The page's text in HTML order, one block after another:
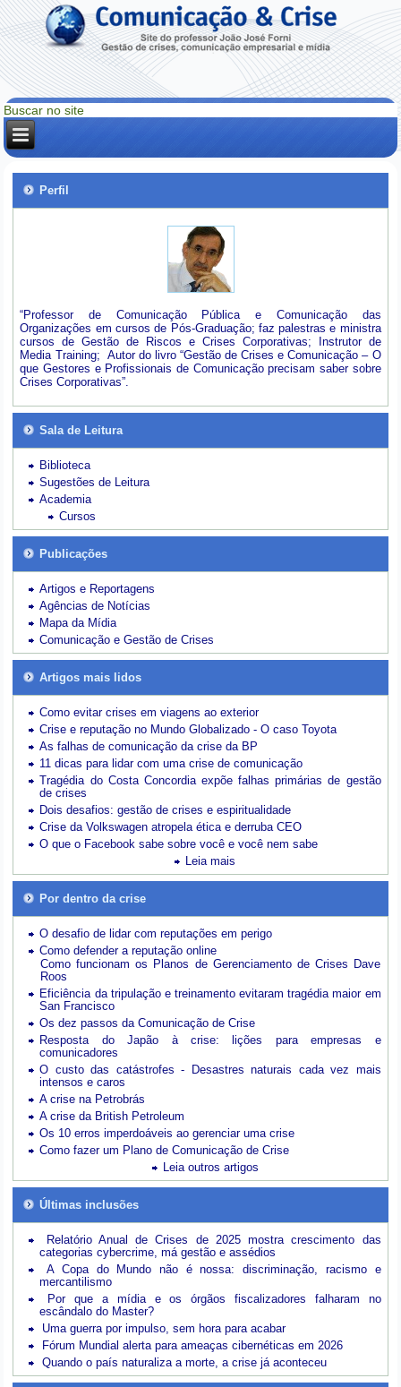
Perfil
“Professor de Comunicação Pública e Comunicação das
Organizações em cursos de Pós-Graduação; faz palestras e ministra
cursos de Gestão de Riscos e Crises Corporativas; Instrutor de
Media Training; Autor do livro “Gestão de Crises e Comunicação – O
que Gestores e Profissionais de Comunicação precisam saber sobre
Crises Corporativas”.
Sala de Leitura
Biblioteca
Sugestões de Leitura
Academia
Cursos
Publicações
Artigos e Reportagens
Agências de Notícias
Mapa da Mídia
Comunicação e Gestão de Crises
Artigos mais lidos
Como evitar crises em viagens ao exterior
Crise e reputação no Mundo Globalizado - O caso Toyota
As falhas de comunicação da crise da BP
11 dicas para lidar com uma crise de comunicação
Tragédia do Costa Concordia expõe falhas primárias de gestão
de crises
Dois desafios: gestão de crises e espiritualidade
Crise da Volkswagen atropela ética e derruba CEO
O que o Facebook sabe sobre você e você nem sabe
Leia mais
Por dentro da crise
O desafio de lidar com reputações em perigo
Como defender a reputação online
Como funcionam os Planos de Gerenciamento de Crises Dave
Roos
Eficiência da tripulação e treinamento evitaram tragédia maior em
San Francisco
Os dez passos da Comunicação de Crise
Resposta do Japão à crise: lições para empresas e
comunicadores
O custo das catástrofes -
Desastres naturais cada vez mais
intensos e caros
A crise na Petrobrás
A crise da British Petroleum
Os 10 erros imperdoáveis ao gerenciar uma crise
Como fazer um Plano de Comunicação de Crise
Leia outros artigos
Últimas inclusões
Relatório Anual de Crises de 2025 mostra crescimento das
categorias cybercrime, má gestão e assédios
A Copa do Mundo não é nossa: discriminação, racismo e
mercantilismo
Por que a mídia e os órgãos fiscalizadores falharam no
escândalo do Master?
Uma guerra por impulso, sem hora para acabar
Fórum Mundial alerta para ameaças cibernéticas em 2026
Quando o país naturaliza a morte, a crise já aconteceu